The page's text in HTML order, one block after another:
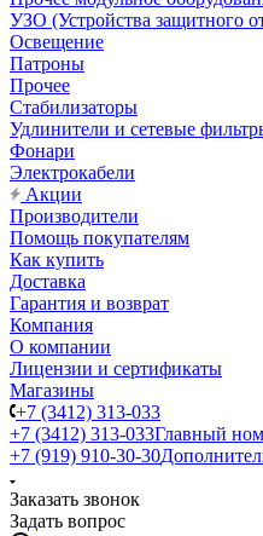
УЗО (Устройства защитного
Освещение
Патроны
Прочее
Стабилизаторы
Удлинители и сетевые
Фонари
Электрокабели
Акции
Производители
Помощь покупателям
Как купить
Доставка
Гарантия и возврат
Компания
О компании
Лицензии и сертификаты
Магазины
+7 (3412) 313-033
+7 (3412) 313-033Главный
+7 (919) 910-30-30
Заказать звонок
Задать вопрос